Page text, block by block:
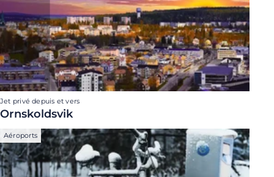
Jet privé depuis et vers
Ornskoldsvik
Aéroports